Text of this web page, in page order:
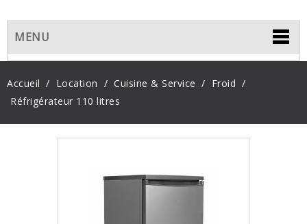
MENU
Accueil Location Cuisine & Service
Froid
Réfrigérateur 110 litres